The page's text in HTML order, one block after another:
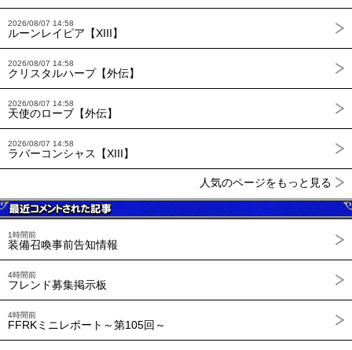
2026/08/07 14:58
ルーンレイピア【XIII】
2026/08/07 14:58
クリスタルハープ【外伝】
2026/08/07 14:58
天使のローブ【外伝】
2026/08/07 14:58
ラバーコンシャス【XIII】
人気のページをもっと見る
1時間前
装備召喚事前告知情報
4時間前
フレンド募集掲示板
4時間前
FFRKミニレポート～第105回～